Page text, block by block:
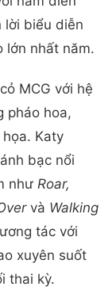
điểm đó, nữ
nam diễn
lời biểu diễn
nhất năm.
MCG với hệ
hoa,
Katy
bạc nổi
nhưRoar,
vàWalking
tác với
xuyên suốt